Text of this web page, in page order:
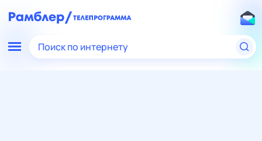
Поиск по интернету